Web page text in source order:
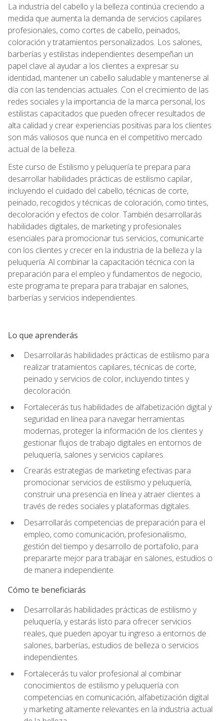
La industria del cabello y la belleza continúa creciendo a
medida que aumenta la demanda de servicios capilares
profesionales, como cortes de cabello, peinados,
coloración y tratamientos personalizados. Los salones,
barberías y estilistas independientes desempeñan un
papel clave al ayudar a los clientes a expresar su
identidad, mantener un cabello saludable y mantenerse al
día con las tendencias actuales. Con el crecimiento de las
redes sociales y la importancia de la marca personal, los
estilistas capacitados que pueden ofrecer resultados de
alta calidad y crear experiencias positivas para los clientes
son más valiosos que nunca en el competitivo mercado
actual de la belleza.
Este curso de Estilismo y peluquería te prepara para
desarrollar habilidades prácticas de estilismo capilar,
incluyendo el cuidado del cabello, técnicas de corte,
peinado, recogidos y técnicas de coloración, como tintes,
decoloración y efectos de color. También desarrollarás
habilidades digitales, de marketing y profesionales
esenciales para promocionar tus servicios, comunicarte
con los clientes y crecer en la industria de la belleza y la
peluquería. Al combinar la capacitación técnica con la
preparación para el empleo y fundamentos de negocio,
este programa te prepara para trabajar en salones,
barberías y servicios independientes.
Lo que aprenderás
Desarrollarás habilidades prácticas de estilismo para
realizar tratamientos capilares, técnicas de corte,
peinado y servicios de color, incluyendo tintes y
decoloración.
Fortalecerás tus habilidades de alfabetización digital y
seguridad en línea para navegar herramientas
modernas, proteger la información de los clientes y
gestionar flujos de trabajo digitales en entornos de
peluquería, salones y servicios capilares.
Crearás estrategias de marketing efectivas para
promocionar servicios de estilismo y peluquería,
construir una presencia en línea y atraer clientes a
través de redes sociales y plataformas digitales.
Desarrollarás competencias de preparación para el
empleo, como comunicación, profesionalismo,
gestión del tiempo y desarrollo de portafolio, para
prepararte mejor para trabajar en salones, estudios o
de manera independiente.
Cómo te beneficiarás
Desarrollarás habilidades prácticas de estilismo y
peluquería, y estarás listo para ofrecer servicios
reales, que pueden apoyar tu ingreso a entornos de
salones, barberías, estudios de belleza o servicios
independientes.
Fortalecerás tu valor profesional al combinar
conocimientos de estilismo y peluquería con
competencias en comunicación, alfabetización digital
y marketing altamente relevantes en la industria actual